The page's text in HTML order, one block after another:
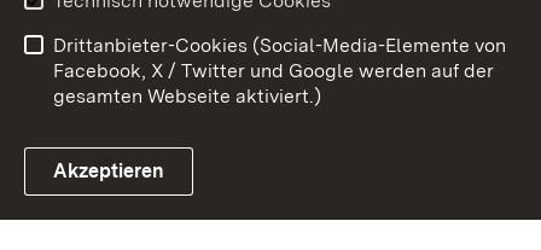
Link zum Landesportal
Barrierefreiheit
Benutzungshinweise
Impressum
Cookies
Drittanbieter-Cookies (Social-Media-Elemente von
Facebook, X / Twitter und Google werden auf der
gesamten Webseite aktiviert.)
Akzeptieren